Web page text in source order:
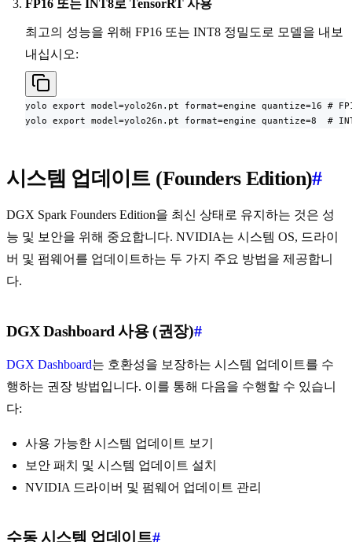
FP16 또는 INT8로 TensorRT 사용
최고의 성능을 위해 FP16 또는 INT8 정밀도로 모델을 내보
내십시오:
yolo export model=yolo26n.pt format=engine quantize=16 #
yolo export model=yolo26n.pt format=engine quantize=8  #
시스템 업데이트 (Founders Edition)#
DGX Spark Founders Edition을 최신 상태로 유지하는 것은 성
능 및 보안을 위해 중요합니다. NVIDIA는 시스템 OS, 드라이
버 및 펌웨어를 업데이트하는 두 가지 주요 방법을 제공합니
다.
DGX Dashboard 사용 (권장)#
DGX Dashboard는 호환성을 보장하는 시스템 업데이트를 수
행하는 권장 방법입니다. 이를 통해 다음을 수행할 수 있습니
다:
사용 가능한 시스템 업데이트 보기
보안 패치 및 시스템 업데이트 설치
NVIDIA 드라이버 및 펌웨어 업데이트 관리
수동 시스템 업데이트#